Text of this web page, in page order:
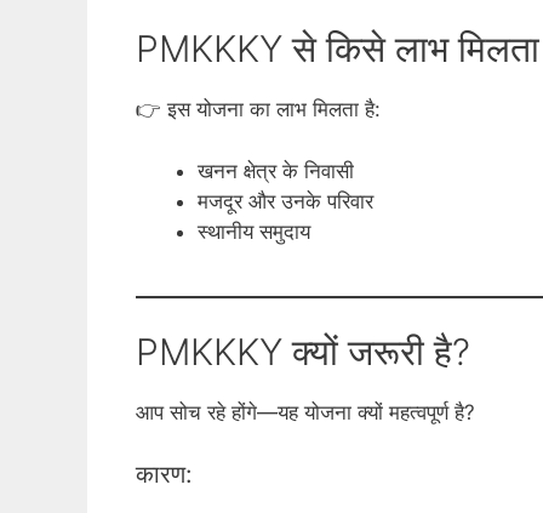
PMKKKY से किसे लाभ
👉 इस योजना का लाभ मिलता है:
खनन क्षेत्र के निवासी
मजदूर और उनके परिवार
स्थानीय समुदाय
PMKKKY क्यों जरूरी है?
आप सोच रहे होंगे—यह योजना क्यों महत्वपूर्ण है?
कारण: